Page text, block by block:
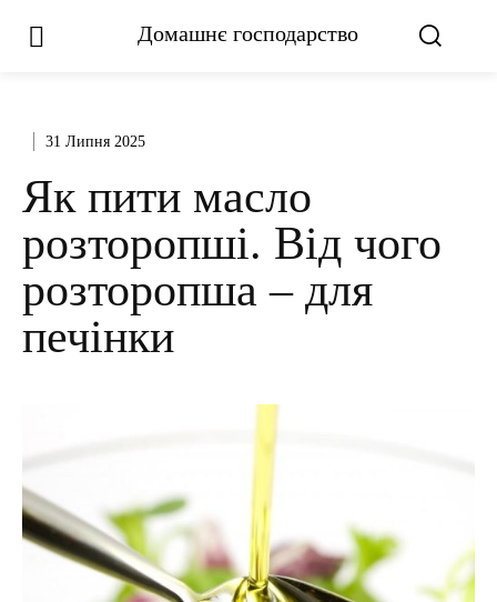
Домашнє господарство
31 Липня 2025
Як пити масло
розторопші. Від чого
розторопша – для
печінки